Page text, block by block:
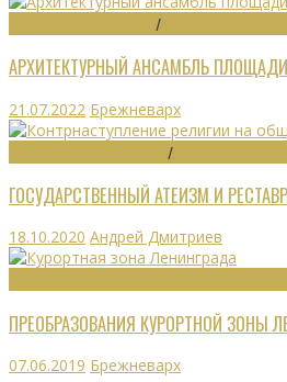
/
АРХИТЕКТУРНЫЙ АНСАМБЛЬ
21.07.2022 Брежневарх
/
ГОСУДАРСТВЕННЫЙ АТЕИЗМ И
18.10.2020 Андрей Дмитриев
ПРЕОБРАЗОВАНИЯ КУРОРТНОЙ ЗОНЫ
07.06.2019 Брежневарх